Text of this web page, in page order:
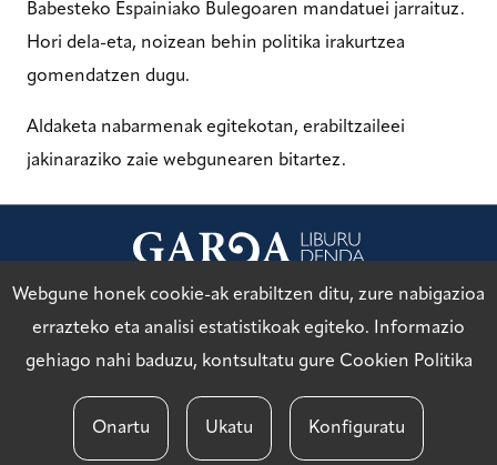
Babesteko Espainiako Bulegoaren mandatuei jarraituz.
Hori dela-eta, noizean behin politika irakurtzea
gomendatzen dugu.
Aldaketa nabarmenak egitekotan, erabiltzaileei
jakinaraziko zaie webgunearen bitartez.
Lege Oharra
Cookie Politika
Webgune honek cookie-ak erabiltzen ditu, zure nabigazioa
errazteko eta analisi estatistikoak egiteko. Informazio
gehiago nahi baduzu, kontsultatu gure Cookien Politika
Onartu Ukatu Konfiguratu